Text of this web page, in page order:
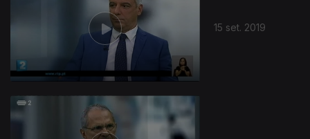
15 set. 2019